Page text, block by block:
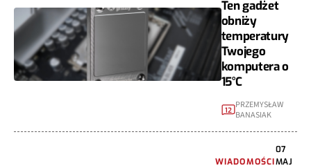
Ten gadżet
obniży
temperatury
Twojego
komputera o
15°C
12 PRZEMYSŁAW
BANASIAK
WIADOMOŚCI
07
MAJ